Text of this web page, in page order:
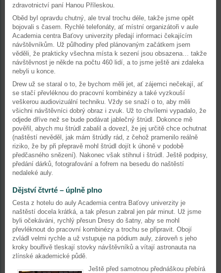
zdravotnictví paní Hanou Příleskou.
Oběd byl opravdu chutný, ale trval trochu déle, takže jsme opět
bojovali s časem. Rychlé telefonáty, ať místní organizátoři v aule
Academia centra Baťovy univerzity předají informaci čekajícím
návštěvníkům. Už půlhodiny před plánovaným začátkem jsem
věděli, že prakticky všechna místa k sezení jsou obsazena… takže
návštěvnost je někde na počtu 460 lidí, a to jsme ještě ani zdaleka
nebyli u konce.
Drew už se staral o to, že bychom měli jet, ať zájemci nečekají, ať
se stačí převléknou do pracovní kombinézy a také vyzkouší
veškerou audiovizuální techniku. Vždy se snaží o to, aby měli
všichni návštěvníci dobrý obraz i zvuk. Už to chvílemi vypadalo, že
odjede dříve než se bude podávat jablečný štrúdl. Dokonce mě
pověřil, abych mu štrúdl zabalil a dovezl, že jej určitě chce ochutnat
(naštěstí nevěděl, jak mám štrúdly rád, z čehož pramenilo reálně
riziko, že by při přepravě mohl štrúdl dojít k úhoně v podobě
předčasného snězení). Nakonec však stihnul i štrúdl. Ještě podpisy,
předání dárků, fotografování a fofrem na besedu do naštěstí
nedaleké auly.
Dějství čtvrté – úplně plno
Cesta z hotelu do auly Academia centra Baťovy univerzity je
naštěstí docela krátká, a tak přesun zabral jen pár minut. Už jsme
byli očekáváni, rychlý přesun Dresy do šatny, aby se mohl
převléknout do pracovní kombinézy a trochu se připravit. Obojí
zvládl velmi rychle a už vstupuje na pódium auly, zároveň s jeho
kroky bouřlivě tleskají stovky návštěvníků a vítají astronauta na
zlínské akademické půdě.
Ještě před samotnou přednáškou přebírá